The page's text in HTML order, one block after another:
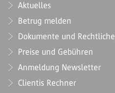
Aktuelles
Betrug melden
Dokumente und
Preise und Gebühren
Anmeldung Newsletter
Clientis Rechner